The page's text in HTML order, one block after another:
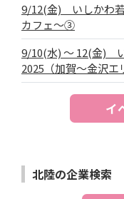
9/12(金) いしかわ
カフェ～③
9/10(水) ～ 12(金)
2025（加賀～金沢エ
イ
北陸の企業検索